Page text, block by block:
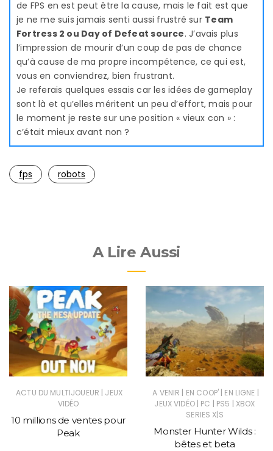
de FPS en est peut être la cause, mais le fait est que
je ne me suis jamais senti aussi frustré sur Team
Fortress 2 ou Day of Defeat source. J’avais plus
l’impression de mourir d’un coup de pas de chance
qu’à cause de ma propre incompétence, ce qui est,
vous en conviendrez, bien frustrant.
Je referais quelques essais car les idées de gameplay
sont là et qu’elles méritent un peu d’effort, mais pour
le moment je reste sur une position « vieux con » :
c’était mieux avant non ?
fps robots
A Lire Aussi
ACTU DU MULTIJOUEUR | JEUX
VIDÉO
10 millions de ventes pour
Peak
A VENIR | EN COOP' | EN LIGNE |
JEUX VIDÉO | PC | PS5 | XBOX
SERIES X|S
Monster Hunter Wilds :
bêtes et beta